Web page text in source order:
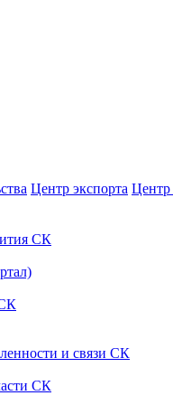
Центр экспорта
СК
и связи СК
СК